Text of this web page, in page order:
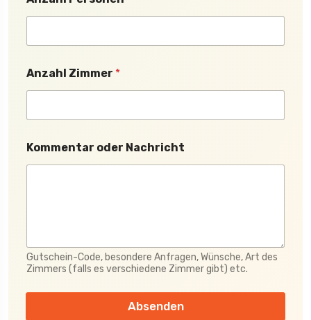
m
e
Anzahl Zimmer *
Kommentar oder Nachricht
Gutschein-Code, besondere Anfragen, Wünsche, Art des
Zimmers (falls es verschiedene Zimmer gibt) etc.
Absenden